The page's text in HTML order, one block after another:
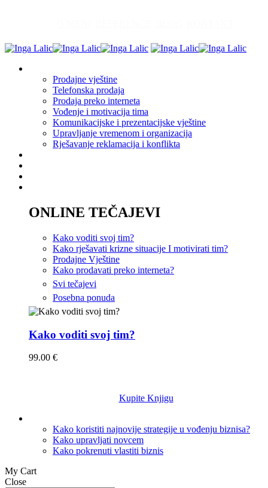
Prodajne vještine
Telefonska prodaja
Prodaja preko interneta
Vođenje i motivacija tima
Komunikacijske i prezentacijske vještine
Upravljanje vremenom i organizacija
Rješavanje reklamacija i konflikta
ONLINE TEČAJEVI
Kako voditi svoj tim?
Kako rješavati krizne situacije I motivirati tim?
Prodajne Vještine
Kako prodavati preko interneta?
Svi tečajevi
Posebna ponuda
Kako voditi svoj tim?
99.00 €
Kupite Knjigu
Kako koristiti najnovije strategije u vođenju biznisa?
Kako upravljati novcem
Kako pokrenuti vlastiti biznis
My Cart
Close